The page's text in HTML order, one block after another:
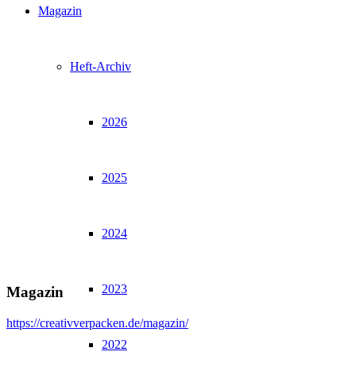
Magazin
Heft-Archiv
2026
2025
2024
2023
2022
Magazin
https://creativverpacken.de/magazin/